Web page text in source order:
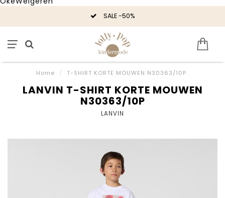
SALE -50%
Home / T-SHIRT KORTE MOUWEN N30363/10P
LANVIN T-SHIRT KORTE MOUWEN
N30363/10P
LANVIN